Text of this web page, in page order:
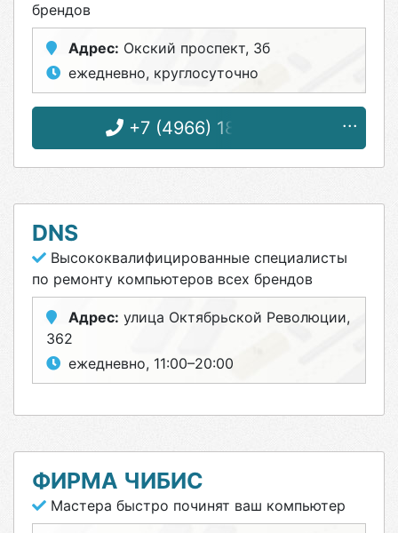
брендов
Адрес: Окский проспект, 3б
ежедневно, круглосуточно
+7 (4966) 18-72-52
DNS
Высококвалифицированные специалисты
по ремонту компьютеров всех брендов
Адрес: улица Октябрьской Революции,
362
ежедневно, 11:00–20:00
ФИРМА ЧИБИС
Мастера быстро починят ваш компьютер